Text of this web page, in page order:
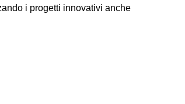
i progetti innovativi anche